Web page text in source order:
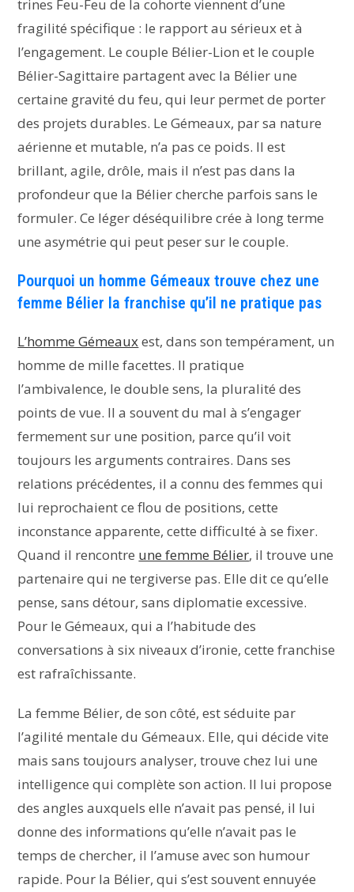
trines Feu-Feu de la cohorte viennent d’une
fragilité spécifique : le rapport au sérieux et à
l’engagement. Le couple Bélier-Lion et le couple
Bélier-Sagittaire partagent avec la Bélier une
certaine gravité du feu, qui leur permet de porter
des projets durables. Le Gémeaux, par sa nature
aérienne et mutable, n’a pas ce poids. Il est
brillant, agile, drôle, mais il n’est pas dans la
profondeur que la Bélier cherche parfois sans le
formuler. Ce léger déséquilibre crée à long terme
une asymétrie qui peut peser sur le couple.
Pourquoi un homme Gémeaux trouve chez une
femme Bélier la franchise qu’il ne pratique pas
L’homme Gémeauxest, dans son tempérament, un
homme de mille facettes. Il pratique
l’ambivalence, le double sens, la pluralité des
points de vue. Il a souvent du mal à s’engager
fermement sur une position, parce qu’il voit
toujours les arguments contraires. Dans ses
relations précédentes, il a connu des femmes qui
lui reprochaient ce flou de positions, cette
inconstance apparente, cette difficulté à se fixer.
Quand il rencontre une femme Bélier, il trouve une
partenaire qui ne tergiverse pas. Elle dit ce qu’elle
pense, sans détour, sans diplomatie excessive.
Pour le Gémeaux, qui a l’habitude des
conversations à six niveaux d’ironie, cette franchise
est rafraîchissante.
La femme Bélier, de son côté, est séduite par
l’agilité mentale du Gémeaux. Elle, qui décide vite
mais sans toujours analyser, trouve chez lui une
intelligence qui complète son action. Il lui propose
des angles auxquels elle n’avait pas pensé, il lui
donne des informations qu’elle n’avait pas le
temps de chercher, il l’amuse avec son humour
rapide. Pour la Bélier, qui s’est souvent ennuyée